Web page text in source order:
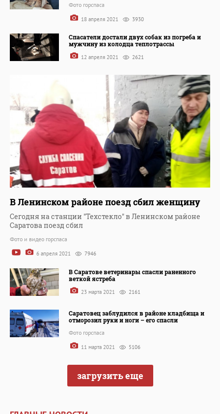
Фото горспаса
18 апреля 2021 3930
Спасатели достали двух собак из погреба и
мужчину из колодца теплотрассы
12 апреля 2021 2621
В Ленинском районе поезд сбил женщину
Сегодня на станции "Техстекло" в Ленинском районе
Саратова поезд сбил
Фото и видео горспаса
6 апреля 2021 7946
В Саратове ветеринары спасли раненного
веткой ястреба
23 марта 2021 2161
Саратовец заблудился в районе кладбища и
отморозил руки и ноги – его спасли
Фото горспаса
11 марта 2021 5106
загрузить еще